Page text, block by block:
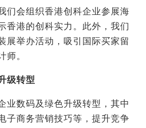
们会组织香港创科企业参展海
香港的创科实力。此外，我们
展举办活动，吸引国际买家留
师。
级转型
业数码及绿色升级转型，其中
子商务营销技巧等，提升竞争